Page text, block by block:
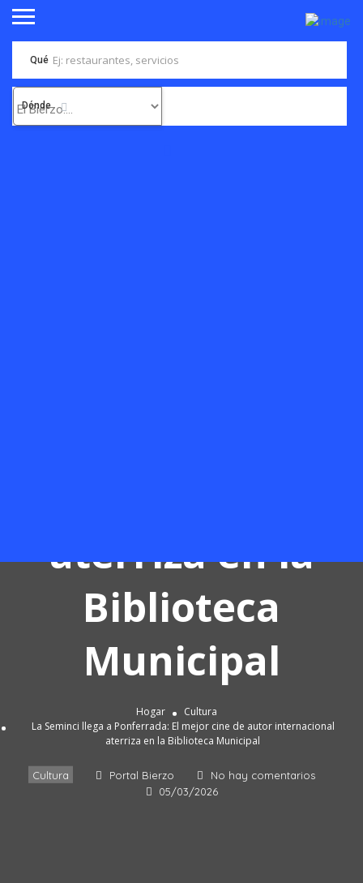
Qué
Dónde
aterriza en la
Biblioteca
Municipal
Hogar
Cultura
La Seminci llega a Ponferrada: El mejor cine de autor internacional
aterriza en la Biblioteca Municipal
Cultura Portal Bierzo
No hay comentarios
05/03/2026